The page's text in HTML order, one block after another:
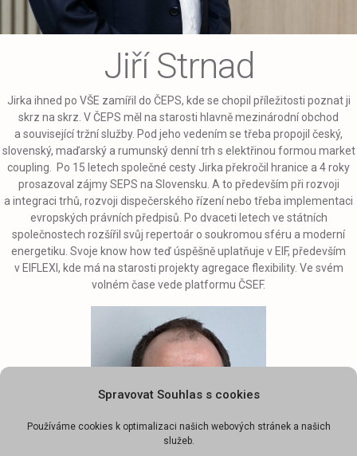
Spravovat Souhlas s cookies
Používáme cookies k optimalizaci našich webových stránek a našich
služeb.
Jiří Strnad
Jirka ihned po VŠE zamířil do ČEPS, kde se chopil příležitosti poznat ji
skrz na skrz. V ČEPS měl na starosti hlavně mezinárodní obchod
a související tržní služby. Pod jeho vedením se třeba propojil český,
slovenský, maďarský a rumunský denní trh s elektřinou formou market
coupling. Po 15 letech společné cesty Jirka překročil hranice a 4 roky
prosazoval zájmy SEPS na Slovensku. A to především při rozvoji
a integraci trhů, rozvoji dispečerského řízení nebo třeba implementaci
evropských právních předpisů. Po dvaceti letech ve státních
společnostech rozšířil svůj repertoár o soukromou sféru a moderní
energetiku. Svoje know how teď úspěšně uplatňuje v EIF, především
v EIFLEXI, kde má na starosti projekty agregace flexibility. Ve svém
volném čase vede platformu ČSEF.